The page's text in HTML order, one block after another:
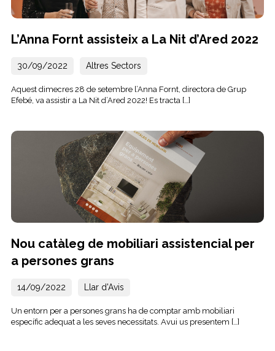
L’Anna Fornt assisteix a La Nit d’Ared 2022
30/09/2022 Altres Sectors
Aquest dimecres 28 de setembre l’Anna Fornt, directora de Grup
Efebé, va assistir a La Nit d’Ared 2022! Es tracta […]
Nou catàleg de mobiliari assistencial per
a persones grans
14/09/2022 Llar d'Avis
Un entorn per a persones grans ha de comptar amb mobiliari
específic adequat a les seves necessitats. Avui us presentem […]